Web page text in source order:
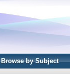
Browse by Subject